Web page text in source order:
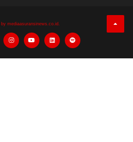
by mediaasuransinews.co.id.